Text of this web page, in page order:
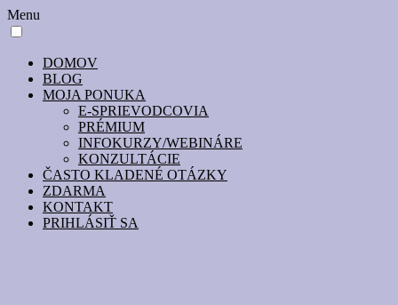
Menu
DOMOV
BLOG
MOJA PONUKA
E-SPRIEVODCOVIA
PRÉMIUM
INFOKURZY/WEBINÁRE
KONZULTÁCIE
ČASTO KLADENÉ OTÁZKY
ZDARMA
KONTAKT
PRIHLÁSIŤ SA